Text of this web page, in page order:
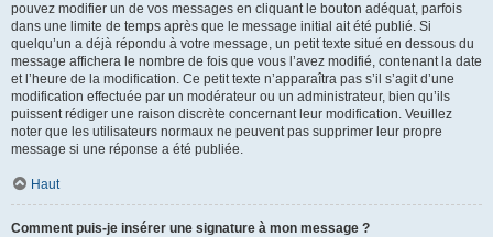
pouvez modifier un de vos messages en cliquant le bouton adéquat, parfois
dans une limite de temps après que le message initial ait été publié. Si
quelqu’un a déjà répondu à votre message, un petit texte situé en dessous du
message affichera le nombre de fois que vous l’avez modifié, contenant la date
et l’heure de la modification. Ce petit texte n’apparaîtra pas s’il s’agit d’une
modification effectuée par un modérateur ou un administrateur, bien qu’ils
puissent rédiger une raison discrète concernant leur modification. Veuillez
noter que les utilisateurs normaux ne peuvent pas supprimer leur propre
message si une réponse a été publiée.
Haut
Comment puis-je insérer une signature à mon message ?